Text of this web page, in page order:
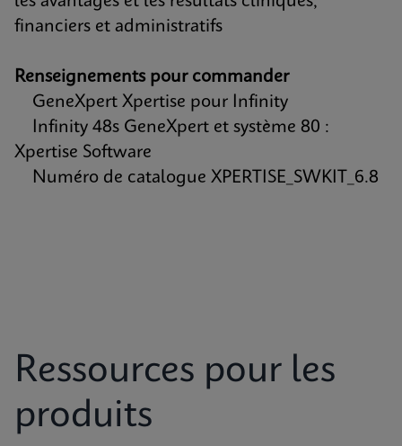
financiers et administratifs
Renseignements pour commander
GeneXpert Xpertise pour Infinity
Infinity 48s GeneXpert et système 80 :
Xpertise Software
Numéro de catalogue XPERTISE_SWKIT_6.8
Ressources pour les
produits